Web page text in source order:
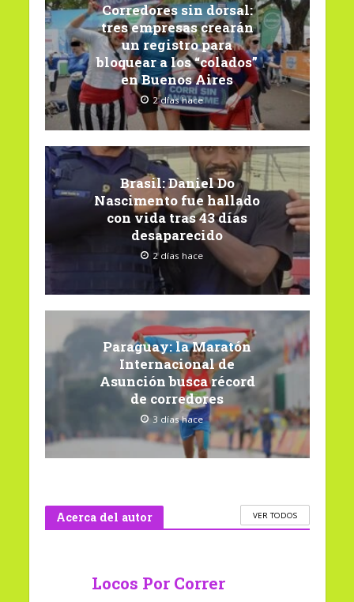
Corredores sin dorsal:
tres empresas crearán
un registro para
bloquear a los “colados”
en Buenos Aires
2 días hace
Brasil: Daniel Do
Nascimento fue hallado
con vida tras 43 días
desaparecido
2 días hace
Paraguay: la Maratón
Internacional de
Asunción busca récord
de corredores
3 días hace
Acerca del autor VER TODOS
Locos Por Correr